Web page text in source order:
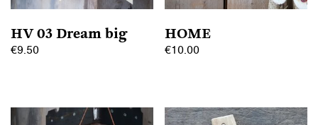
HV 03 Dream big
€9.50
HOME
€10.00
heeft